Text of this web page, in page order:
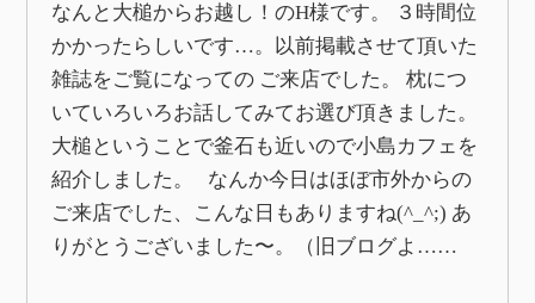
なんと大槌からお越し！のH様です。 ３時間位
かかったらしいです…。以前掲載させて頂いた
雑誌をご覧になっての ご来店でした。 枕につ
いていろいろお話してみてお選び頂きました。
大槌ということで釜石も近いので小島カフェを
紹介しました。 なんか今日はほぼ市外からの
ご来店でした、こんな日もありますね(^_^;) あ
りがとうございました〜。（旧ブログよ……